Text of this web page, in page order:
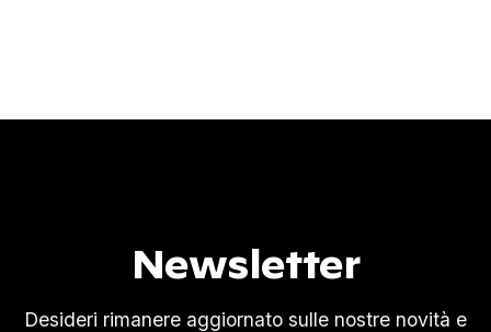
Newsletter
Desideri rimanere aggiornato sulle nostre novità e